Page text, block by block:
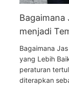
Bagaimana
menjadi
Bagaimana
yang Lebih
peraturan
diterapkan